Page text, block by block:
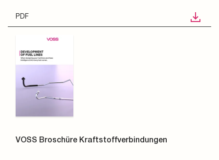
PDF
VOSS Broschüre Kraftstoffverbindungen